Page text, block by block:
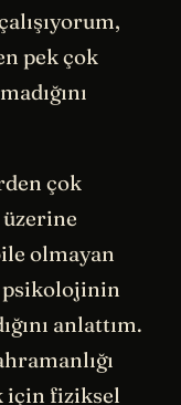
pek çok
çok
üzerine
olmayan
anlattım.
için fiziksel